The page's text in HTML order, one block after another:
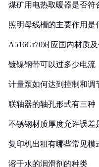
煤矿用电热取暖器是否符
照明母线槽的主要作用是
A516Gr70对应国内材质
镀镍钢带可以过多少电流
计量泵如何达到控制和调
联轴器的轴孔形式有三种
不锈钢材质厚度允许误差
复印机出租有哪些常见模
溶于水的润滑剂的种类